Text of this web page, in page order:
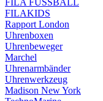
FILA FUSSBALL
FILAKIDS
Rapport London
Uhrenboxen
Uhrenbeweger
Marchel
Uhrenarmbänder
Uhrenwerkzeug
Madison New York